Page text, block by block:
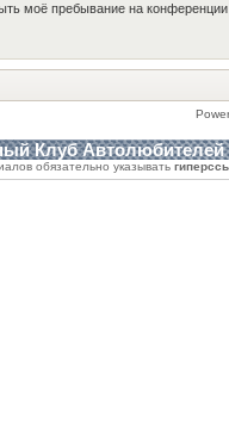
моё пребывание на конференции
Клуб Автолюбителей
обязательно указывать